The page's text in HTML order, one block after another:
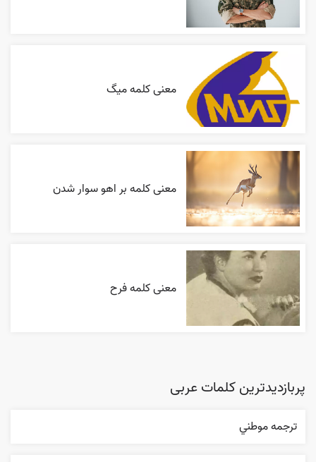
معنی کلمه میگ
معنی کلمه بر اهو سوار شدن
معنی کلمه فرح
پربازدیدترین کلمات عربی
ترجمه موطني